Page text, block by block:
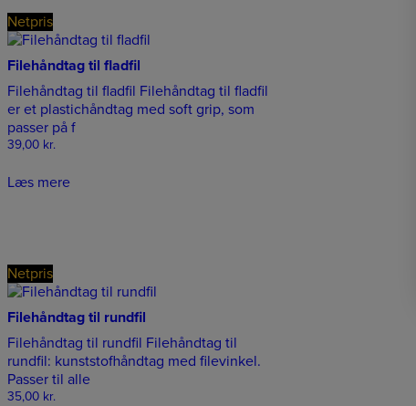
Netpris
Filehåndtag til fladfil
Filehåndtag til fladfil Filehåndtag til fladfil
er et plastichåndtag med soft grip, som
passer på f
39,00 kr.
Læs mere
Netpris
Filehåndtag til rundfil
Filehåndtag til rundfil Filehåndtag til
rundfil: kunststofhåndtag med filevinkel.
Passer til alle
35,00 kr.